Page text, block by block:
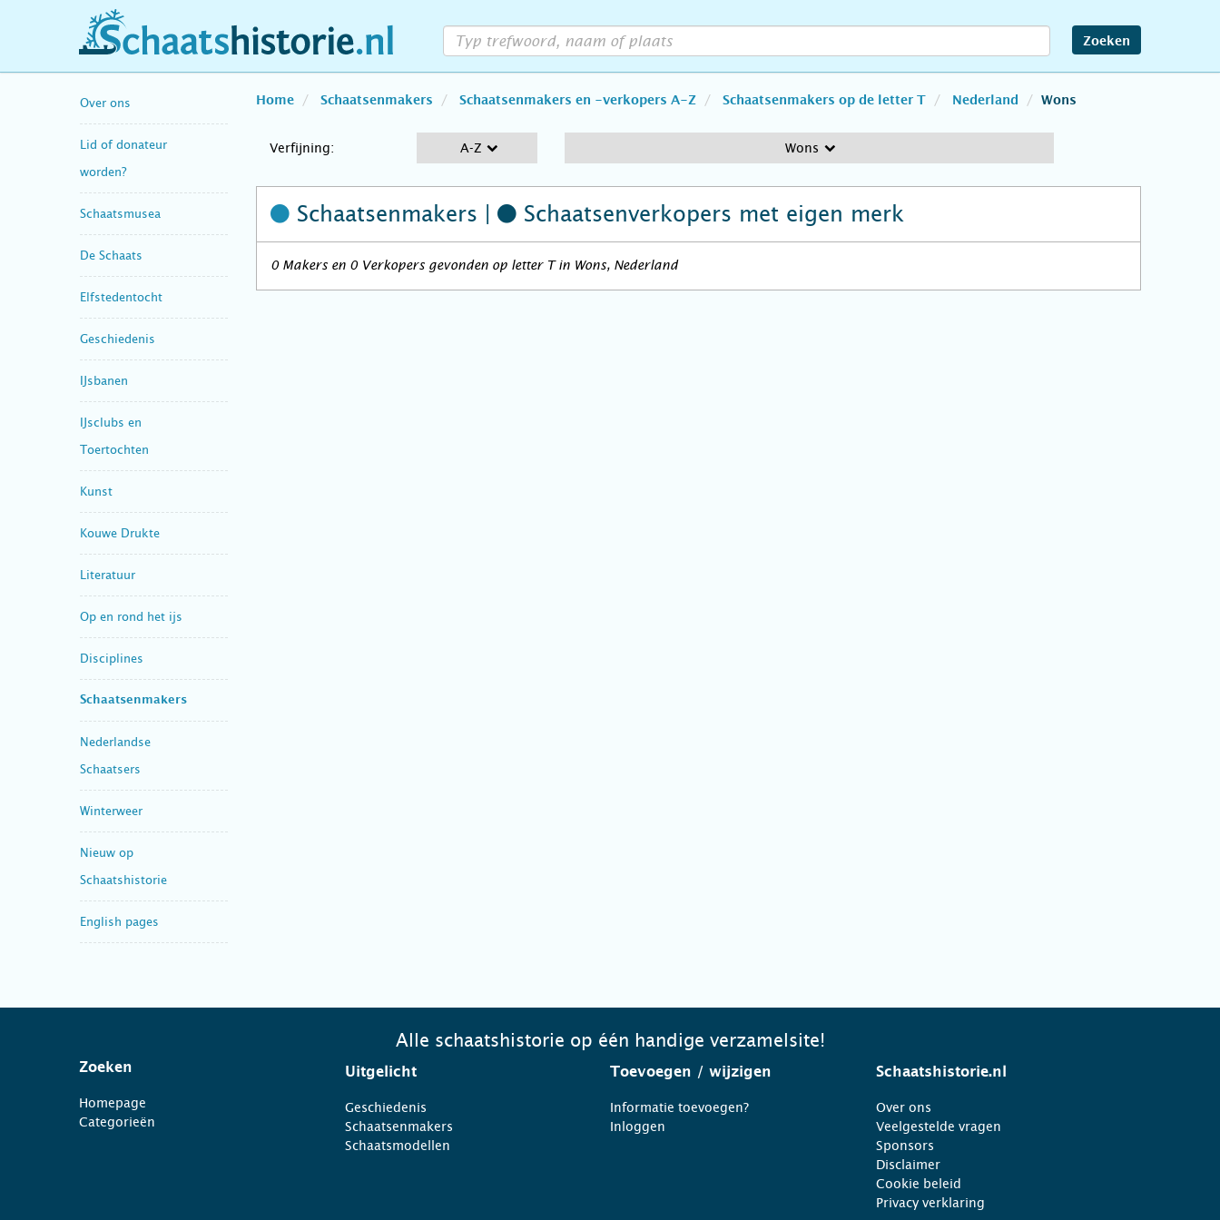
schaatshistorie.nl Zoeken
Over ons
Lid of donateur
worden?
Schaatsmusea
De Schaats
Elfstedentocht
Geschiedenis
IJsbanen
IJsclubs en
Toertochten
Kunst
Kouwe Drukte
Literatuur
Op en rond het ijs
Disciplines
Schaatsenmakers
Nederlandse
Schaatsers
Winterweer
Nieuw op
Schaatshistorie
English pages
Home Schaatsenmakers Schaatsenmakers en -verkopers A-Z Schaatsenmakers op de letter T Nederland Wons
Verfijning: A-Z Wons
Schaatsenmakers | Schaatsenverkopers met eigen merk
0 Makers en 0 Verkopers gevonden op letter T in Wons, Nederland
Alle schaatshistorie op één handige verzamelsite!
Zoeken
Homepage
Categorieën
Uitgelicht
Geschiedenis
Schaatsenmakers
Schaatsmodellen
Toevoegen / wijzigen
Informatie toevoegen?
Inloggen
Schaatshistorie.nl
Over ons
Veelgestelde vragen
Sponsors
Disclaimer
Cookie beleid
Privacy verklaring